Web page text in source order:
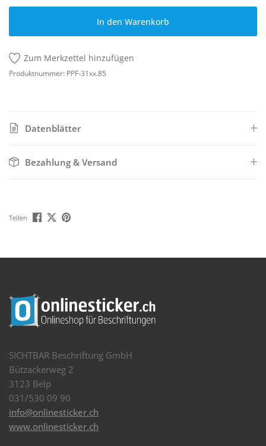
In den Warenkorb
Zum Merkzettel hinzufügen
Produktnummer: PPF-31xx.85
Datenblätter
Bezahlung & Versand
Teilen
SICHTBAR Beschriftung GmbH
Bützackerweg 2
3123 Belp
031/530 09 90
info@onlinesticker.ch
www.onlinesticker.ch